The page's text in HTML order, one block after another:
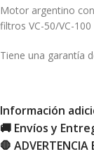
Motor argentino
filtros VC-50/VC-100
Tiene una garantía
Información
🚚 Envíos y
🛑 ADVERTENCIA